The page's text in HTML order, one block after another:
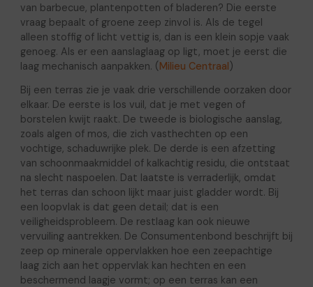
van barbecue, plantenpotten of bladeren? Die eerste
vraag bepaalt of groene zeep zinvol is. Als de tegel
alleen stoffig of licht vettig is, dan is een klein sopje vaak
genoeg. Als er een aanslaglaag op ligt, moet je eerst die
laag mechanisch aanpakken. (Milieu Centraal)
Bij een terras zie je vaak drie verschillende oorzaken door
elkaar. De eerste is los vuil, dat je met vegen of
borstelen kwijt raakt. De tweede is biologische aanslag,
zoals algen of mos, die zich vasthechten op een
vochtige, schaduwrijke plek. De derde is een afzetting
van schoonmaakmiddel of kalkachtig residu, die ontstaat
na slecht naspoelen. Dat laatste is verraderlijk, omdat
het terras dan schoon lijkt maar juist gladder wordt. Bij
een loopvlak is dat geen detail; dat is een
veiligheidsprobleem. De restlaag kan ook nieuwe
vervuiling aantrekken. De Consumentenbond beschrijft bij
zeep op minerale oppervlakken hoe een zeepachtige
laag zich aan het oppervlak kan hechten en een
beschermend laagje vormt; op een terras kan een